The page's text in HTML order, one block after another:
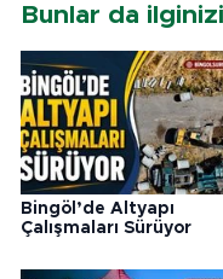
Bunlar da
Bingöl’de Altyapı
Çalışmaları Sürüyor